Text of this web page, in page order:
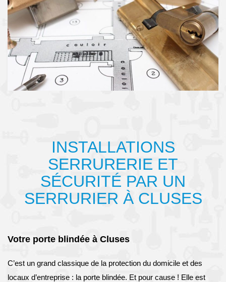
INSTALLATIONS
SERRURERIE ET
SÉCURITÉ PAR UN
SERRURIER À CLUSES
Votre porte blindée à Cluses
C’est un grand classique de la protection du domicile et des
locaux d’entreprise : la porte blindée. Et pour cause ! Elle est